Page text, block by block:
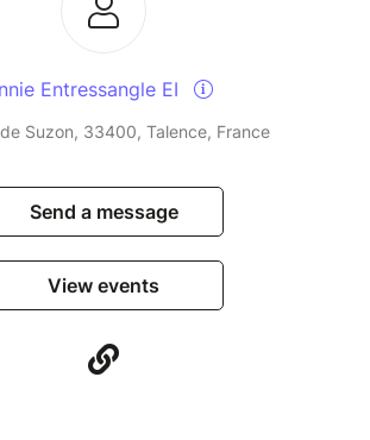
Entressangle EI
Suzon, 33400, Talence, France
Send a message
View events